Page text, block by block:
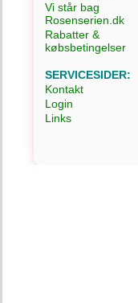
Vi står bag
Rosenserien.dk
Rabatter &
købsbetingelser
SERVICESIDER:
Kontakt
Login
Links